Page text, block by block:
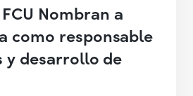
Nombran a
como responsable
y desarrollo de